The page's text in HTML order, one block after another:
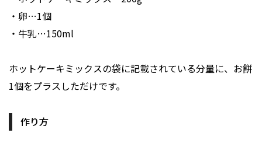
・卵…1個
・牛乳…150ml
ホットケーキミックスの袋に記載されている分量に、お餅
1個をプラスしただけです。
作り方